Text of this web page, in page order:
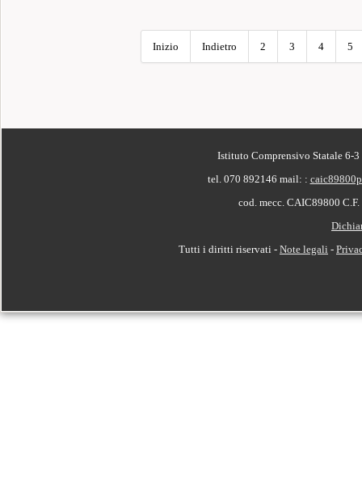
Inizio Indietro 2 3 4 5
Istituto Comprensivo Statale 6-
tel. 070 892146 mail: :
cod. mecc. CAIC89800
Tutti i diritti riservati - Note legali -